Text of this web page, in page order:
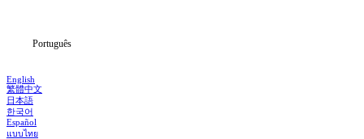
Português
English
繁體中文
日本語
한국어
Español
แบบไทย